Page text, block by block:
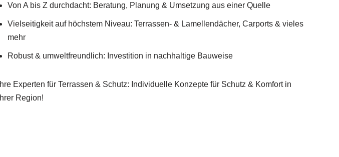
Von A bis Z durchdacht: Beratung, Planung & Umsetzung aus einer Quelle
Vielseitigkeit auf höchstem Niveau: Terrassen- & Lamellendächer, Carports & vieles
mehr
Robust & umweltfreundlich: Investition in nachhaltige Bauweise
Ihre Experten für Terrassen & Schutz: Individuelle Konzepte für Schutz & Komfort in
Ihrer Region!